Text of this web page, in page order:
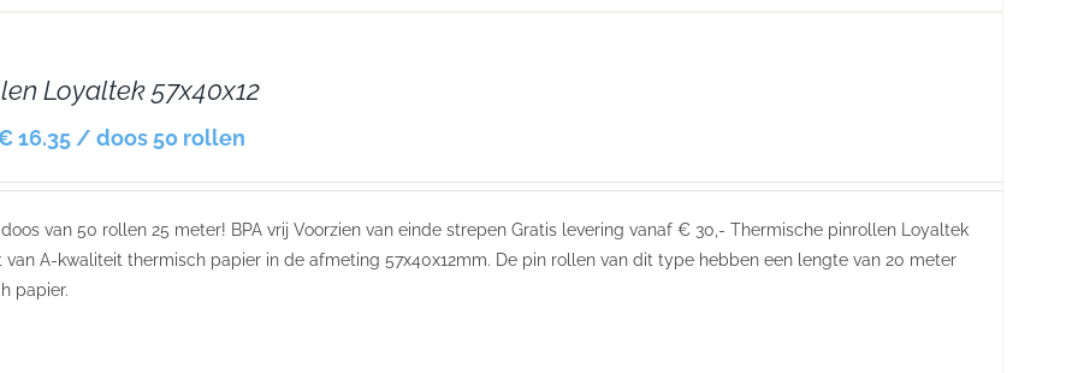
Loyaltek 57x40x12
16.35 / doos 50 rollen
doos van 50 rollen 25 meter! BPA vrij Voorzien van einde strepen Gratis levering vanaf € 30,- Thermische pinrollen Loyaltek
van A-kwaliteit thermisch papier in de afmeting 57x40x12mm. De pin rollen van dit type hebben een lengte van 20 meter
papier.